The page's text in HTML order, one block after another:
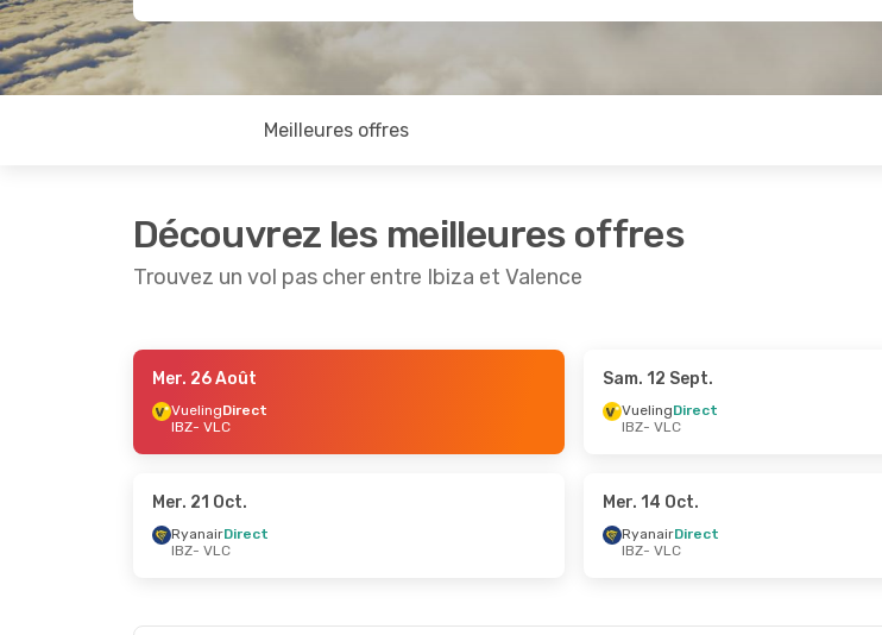
Meilleures offres
Découvrez les meilleures offres
Trouvez un vol pas cher entre Ibiza et Valence
- Dim. 6 Sept. - Mer. 26 Août
Mer. 26 Août
VuelingDirect
IBZ- VLC
Sam. 12 Sept.
VuelingDirect
IBZ- VLC
Mer. 21 Oct.
RyanairDirect
IBZ- VLC
Mer. 14 Oct.
RyanairDirect
IBZ- VLC